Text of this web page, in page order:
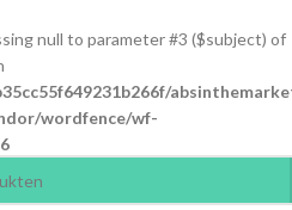
null to parameter #3 ($subject) of
wordfence/wf-